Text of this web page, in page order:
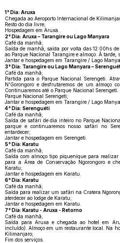
1° Dia: Aruxa
Chegada ao Aeroporto Internacional de
Resto do dia livre;
Hospedagem em Aruxa.
2° Dia: Aruxa – Tarangire ou Lago Manyara
Café da manhã;
Saída de manhã, saída por volta das 12:00hs
ao Parque Nacional Tarangire e almoço. À tarde,
Jantar e hospedagem em Tarangire / Lago
3° Dia: Tarangire ou Lago Manyara –
Café da manhã;
Partida para o Parque Nacional Serengeti.
N'Gorongoro e desfrutaremos de um almoço
Continuaremos até o Parque Nacional
Parque Nacional Serengeti;
Jantar e hospedagem em Tarangire / Lago
4° Dia: Serenguéti
Café da manhã;
Saída de safári de dia inteiro no Parque
parque e continuaremos nosso safári no
entardecer;
Jantar e hospedagem em Serengeti.
5° Dia: Karatu
Café da manhã;
Saída com almoço tipo piquenique para
para a Área de Conservação Ngorongoro e
Karatu;
Jantar e hospedagem em Karatu.
6° Dia: Karatu
Café da manhã;
Saída para realizar um safári na Cratera
aterdecer ao lodge de Karatu;
Jantar e hospedagem em Karatu.
7° Dia: Karatu - Aruxa - Retorno
Café da manhã;
Saída para Aruxa e chegada ao hotel em
incluído). Almoço em um restaurante local. Na
Kilimanjaro;
Fim dos serviços.